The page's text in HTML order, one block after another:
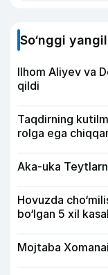
So‘nggi
Ilhom Aliyev va
qildi
Taqdirning
rolga ega
Aka-uka
Hovuzda
bo‘lgan 5 xil
Mojtaba